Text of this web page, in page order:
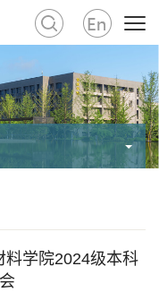
料学院2024级本科